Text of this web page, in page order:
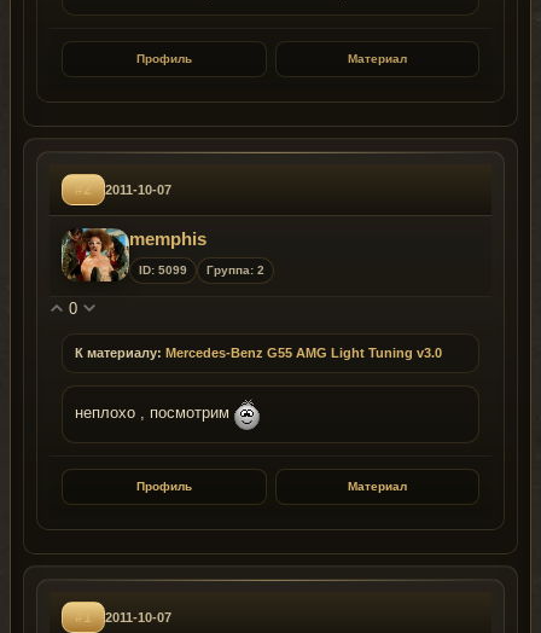
Профиль Материал
#2 2011-10-07
memphis
ID: 5099 Группа: 2
0
К материалу: Mercedes-Benz G55 AMG Light Tuning v3.0
неплохо , посмотрим
Профиль Материал
#1 2011-10-07